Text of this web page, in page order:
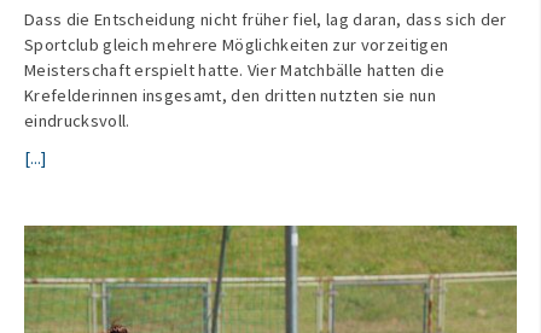
Dass die Entscheidung nicht früher fiel, lag daran, dass sich der
Sportclub gleich mehrere Möglichkeiten zur vorzeitigen
Meisterschaft erspielt hatte. Vier Matchbälle hatten die
Krefelderinnen insgesamt, den dritten nutzten sie nun
eindrucksvoll.
[...]